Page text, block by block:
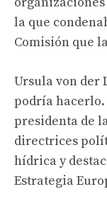
la que
Comisión que
Ursula von der
podría hacerlo.
presidenta de
directrices
hídrica y
Estrategia